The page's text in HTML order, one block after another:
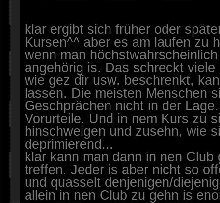
klar ergibt sich früher oder
Kursen^^ aber es am laufen zu
wenn man
angehörig is. Das schreckt
wie gez dir usw. beschrenkt,
lassen. Die meisten Menschen
Geschprächen nicht in der
Vorurteile. Und in nem Kurs zu
hinschweigen und zusehn, wie
deprimierend...
klar kann man dann in nen
treffen. Jeder is aber nicht so
und quasselt denjenigen/
allein in nen Club zu gehn is